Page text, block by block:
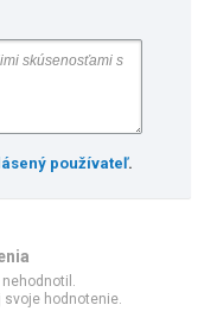
používateľ.
svoje hodnotenie.